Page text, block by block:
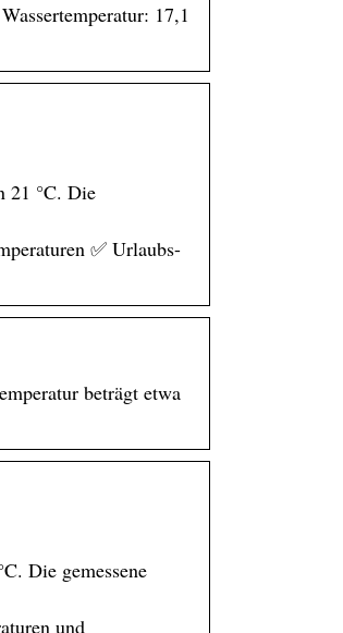
17,1
21 °C. Die
✅ Urlaubs-
beträgt etwa
Die gemessene
und